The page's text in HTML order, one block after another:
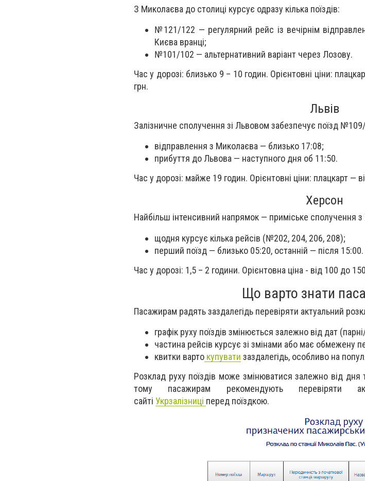
З Миколаєва до столиці курсує одразу кілька поїздів:
№121/122 — регулярний рейс із вечірнім
Києва вранці;
№101/102 — альтернативний варіант через Лозову.
Час у дорозі: близько 9 – 10 годин. Орієнтовні ціни:
грн.
Львів
Залізничне сполучення зі Львовом забезпечує поїзд
відправлення з Миколаєва — близько 17:08;
прибуття до Львова — наступного дня об 11:50.
Час у дорозі: майже 19 годин. Орієнтовні ціни: плацкарт —
Херсон
Найбільш інтенсивний напрямок — приміське сполучення
щодня курсує кілька рейсів (№202, 204, 206, 208);
перший поїзд — близько 05:20, останній — після 15:00.
Час у дорозі: 1,5 – 2 години. Орієнтовна ціна - від 100 до
Що варто знати
Пасажирам радять заздалегідь перевіряти актуальний
графік руху поїздів змінюється залежно від дат
частина рейсів курсує зі змінами або має обмежену
квитки варто купувати заздалегідь, особливо на
Розклад руху поїздів може змінюватися залежно від дня
тому пасажирам рекомендують перевіряти
сайті Укрзалізниці перед поїздкою.